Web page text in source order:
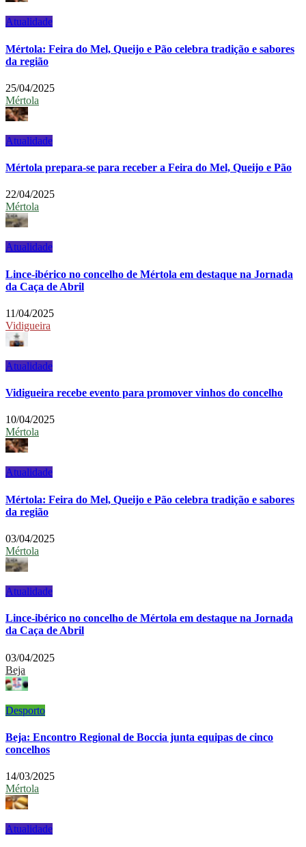
Atualidade
Mértola: Feira do Mel, Queijo e Pão celebra tradição e sabores
da região
25/04/2025
Mértola
Atualidade
Mértola prepara-se para receber a Feira do Mel, Queijo e Pão
22/04/2025
Mértola
Atualidade
Lince-ibérico no concelho de Mértola em destaque na Jornada
da Caça de Abril
11/04/2025
Vidigueira
Atualidade
Vidigueira recebe evento para promover vinhos do concelho
10/04/2025
Mértola
Atualidade
Mértola: Feira do Mel, Queijo e Pão celebra tradição e sabores
da região
03/04/2025
Mértola
Atualidade
Lince-ibérico no concelho de Mértola em destaque na Jornada
da Caça de Abril
03/04/2025
Beja
Desporto
Beja: Encontro Regional de Boccia junta equipas de cinco
concelhos
14/03/2025
Mértola
Atualidade